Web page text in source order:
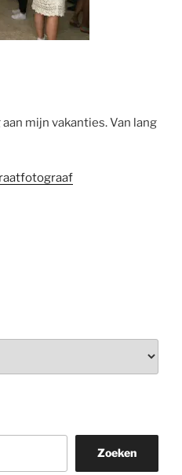
mijn vakanties. Van lang
Zoeken